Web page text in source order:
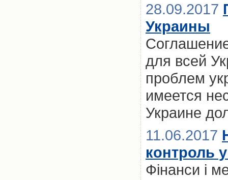
28.09.2017
Украины
для всей
проблем
имеется
Украине
11.06.2017
контроль
Фінанси і